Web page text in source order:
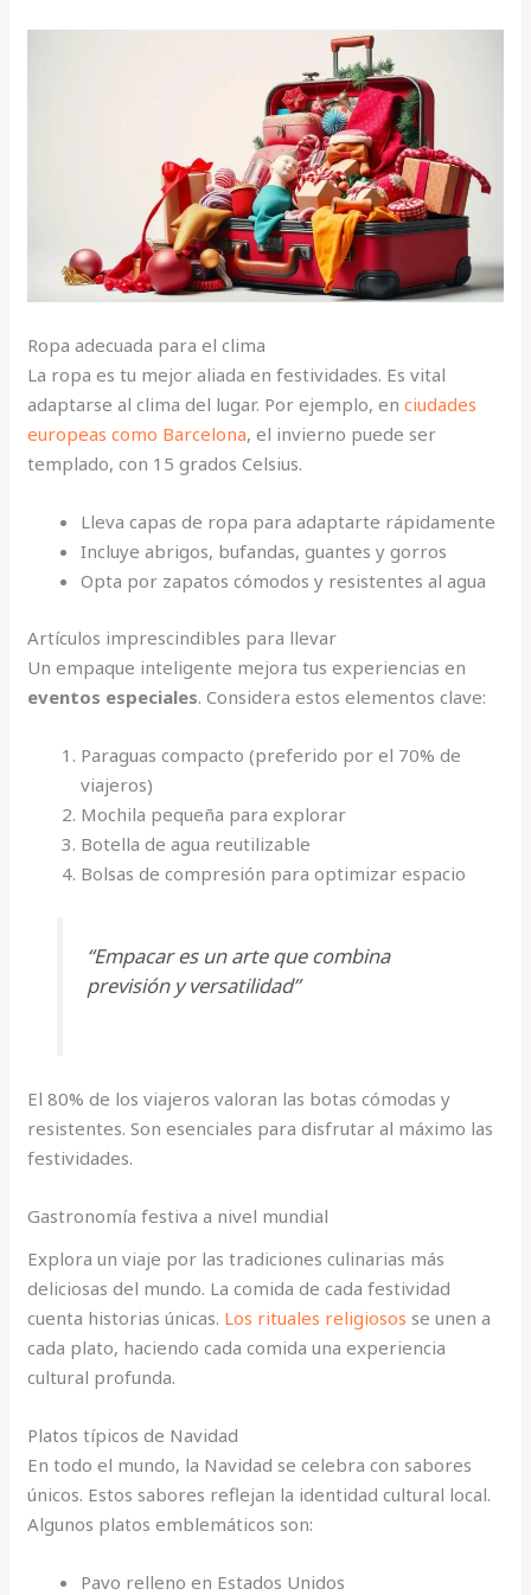
Ropa adecuada para el clima
La ropa es tu mejor aliada en festividades. Es vital
adaptarse al clima del lugar. Por ejemplo, enciudades
europeas como Barcelona, el invierno puede ser
templado, con 15 grados Celsius.
Lleva capas de ropa para adaptarte rápidamente
Incluye abrigos, bufandas, guantes y gorros
Opta por zapatos cómodos y resistentes al agua
Artículos imprescindibles para llevar
Un empaque inteligente mejora tus experiencias en
eventos especiales. Considera estos elementos clave:
Paraguas compacto (preferido por el 70% de
viajeros)
Mochila pequeña para explorar
Botella de agua reutilizable
Bolsas de compresión para optimizar espacio
“Empacar es un arte que combina
previsión y versatilidad”
El 80% de los viajeros valoran las botas cómodas y
resistentes. Son esenciales para disfrutar al máximo las
festividades.
Gastronomía festiva a nivel mundial
Explora un viaje por las tradiciones culinarias más
deliciosas del mundo. La comida de cada festividad
cuenta historias únicas. Los rituales religiosos se unen a
cada plato, haciendo cada comida una experiencia
cultural profunda.
Platos típicos de Navidad
En todo el mundo, la Navidad se celebra con sabores
únicos. Estos sabores reflejan la identidad cultural local.
Algunos platos emblemáticos son:
Pavo relleno en Estados Unidos